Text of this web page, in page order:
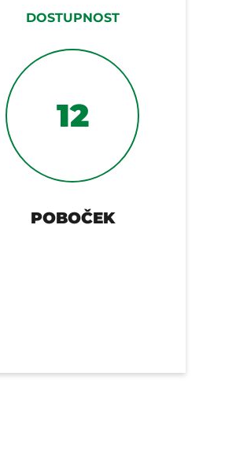
DOSTUPNOST
12
POBOČEK